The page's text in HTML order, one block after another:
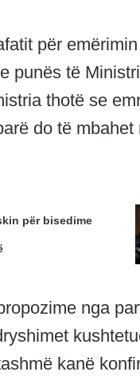
për
punës të
thotë se
do të
për bisedime
nga
kanë